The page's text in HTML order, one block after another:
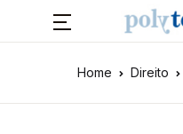
Home Direito